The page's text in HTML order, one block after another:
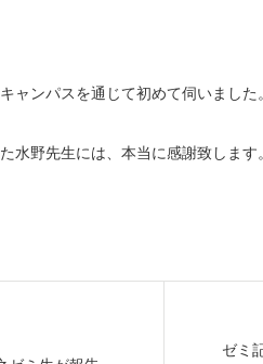
ャンパスを通じて初めて伺いました。
水野先生には、本当に感謝致します。
ゼミ